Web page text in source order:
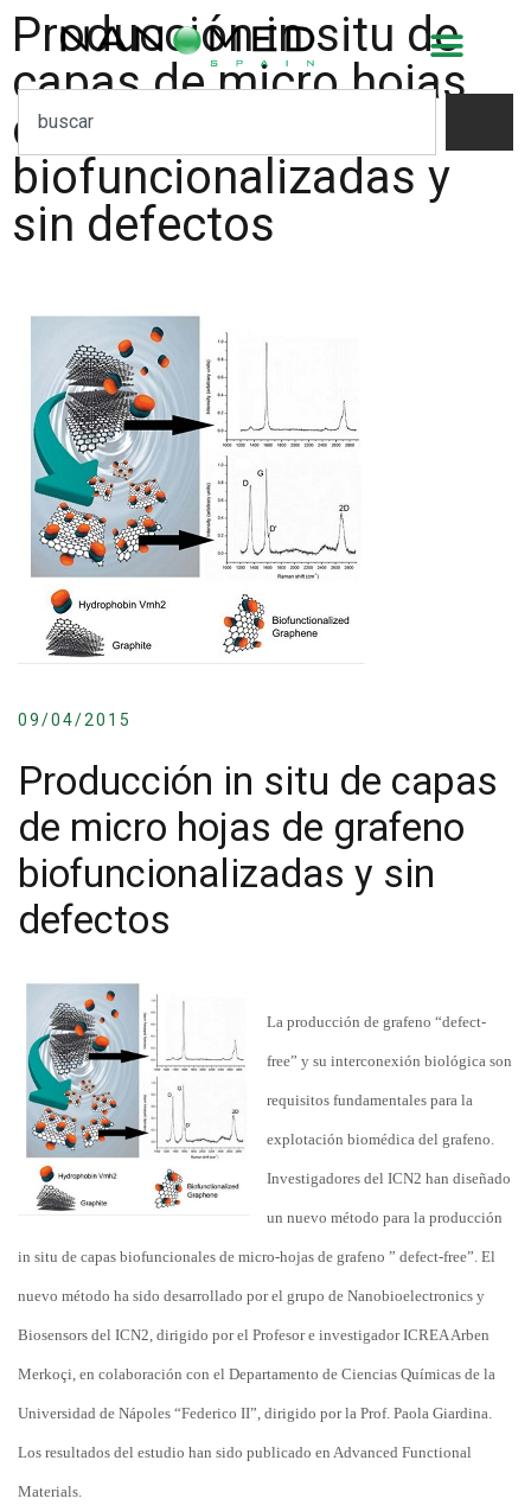
Producción in situ de
capas de micro hojas
de grafeno
biofuncionalizadas y
sin defectos
09/04/2015
Producción in situ de capas
de micro hojas de grafeno
biofuncionalizadas y sin
defectos
La producción de grafeno “defect-
free” y su interconexión biológica son
requisitos fundamentales para la
explotación biomédica del grafeno.
Investigadores del ICN2 han diseñado
un nuevo método para la producción
in situ de capas biofuncionales de micro-hojas de grafeno ” defect-free”. El
nuevo método ha sido desarrollado por el grupo de Nanobioelectronics y
Biosensors del ICN2, dirigido por el Profesor e investigador ICREA Arben
Merkoçi, en colaboración con el Departamento de Ciencias Químicas de la
Universidad de Nápoles “Federico II”, dirigido por la Prof. Paola Giardina.
Los resultados del estudio han sido publicado en Advanced Functional
Materials.